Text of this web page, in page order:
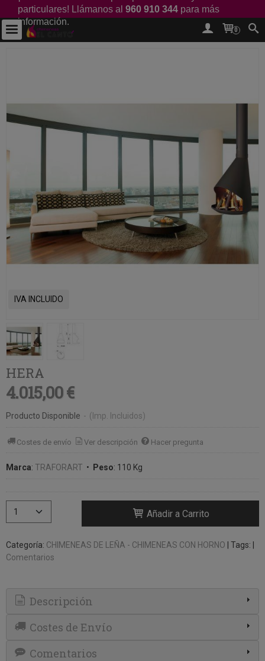
particulares! Llámanos al 960 910 344 para más
información.
0
IVA INCLUIDO
HERA
4.015,00 €
Producto Disponible - (Imp. Incluidos)
Costes de envío Ver descripción Hacer pregunta
Marca: TRAFORART • Peso: 110 Kg
Añadir a Carrito
Categoría: CHIMENEAS DE LEÑA - CHIMENEAS CON HORNO Tags:
Comentarios
Descripción
Costes de Envío
Comentarios